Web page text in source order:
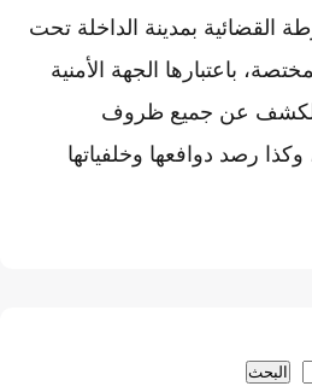
القضائية بمدينة الداخلة تحت
باعتبارها الجهة الأمنية
للكشف عن جميع ظروف
رصد دوافعها وخلفياتها
البحث